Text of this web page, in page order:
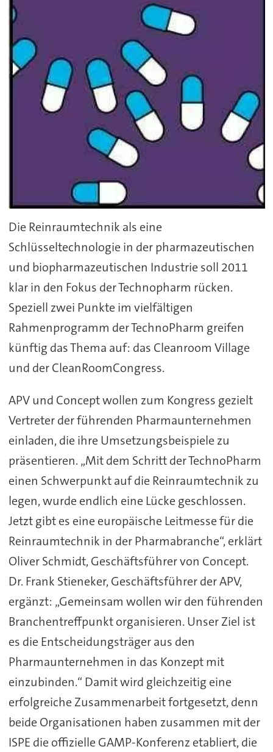
Die Reinraumtechnik als eine
Schlüsseltechnologie in der pharmazeutischen
und biopharmazeutischen Industrie soll 2011
klar in den Fokus der Technopharm rücken.
Speziell zwei Punkte im vielfältigen
Rahmenprogramm der TechnoPharm greifen
künftig das Thema auf: das Cleanroom Village
und der CleanRoomCongress.
APV und Concept wollen zum Kongress gezielt
Vertreter der führenden Pharmaunternehmen
einladen, die ihre Umsetzungsbeispiele zu
präsentieren. „Mit dem Schritt der TechnoPharm
einen Schwerpunkt auf die Reinraumtechnik zu
legen, wurde endlich eine Lücke geschlossen.
Jetzt gibt es eine europäische Leitmesse für die
Reinraumtechnik in der Pharmabranche“, erklärt
Oliver Schmidt, Geschäftsführer von Concept.
Dr. Frank Stieneker, Geschäftsführer der APV,
ergänzt: „Gemeinsam wollen wir den führenden
Branchentreffpunkt organisieren. Unser Ziel ist
es die Entscheidungsträger aus den
Pharmaunternehmen in das Konzept mit
einzubinden.“ Damit wird gleichzeitig eine
erfolgreiche Zusammenarbeit fortgesetzt, denn
beide Organisationen haben zusammen mit der
ISPE die offizielle GAMP-Konferenz etabliert, die